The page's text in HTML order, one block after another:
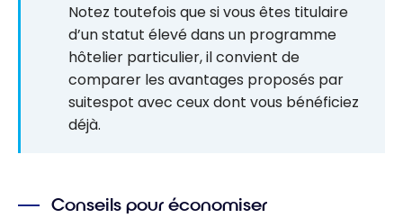
Notez toutefois que si vous êtes titulaire
d’un statut élevé dans un programme
hôtelier particulier, il convient de
comparer les avantages proposés par
suitespot avec ceux dont vous bénéficiez
déjà.
Conseils pour économiser